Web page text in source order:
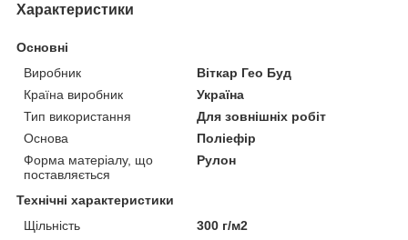
Характеристики
Основні
Виробник
Віткар Гео Буд
Країна виробник
Україна
Тип використання
Для зовнішніх робіт
Основа
Поліефір
Форма матеріалу, що
поставляється
Рулон
Технічні характеристики
Щільність
300 г/м2